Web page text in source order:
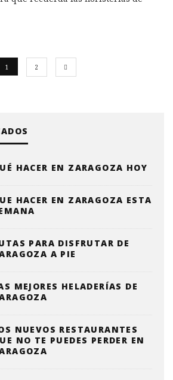
1 2
HACER EN ZARAGOZA HOY
HACER EN ZARAGOZA ESTA
PARA DISFRUTAR DE
A PIE
MEJORES HELADERÍAS DE
NUEVOS RESTAURANTES
NO TE PUEDES PERDER EN